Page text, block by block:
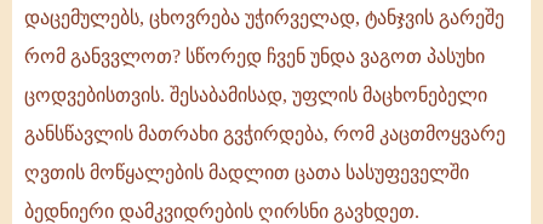
დაცემულებს, ცხოვრება უჭირველად, ტანჯვის გარეშე
რომ განვვლოთ? სწორედ ჩვენ უნდა ვაგოთ პასუხი
ცოდვებისთვის. შესაბამისად, უფლის მაცხონებელი
განსწავლის მათრახი გვჭირდება, რომ კაცთმოყვარე
ღვთის მოწყალების მადლით ცათა სასუფეველში
ბედნიერი დამკვიდრების ღირსნი გავხდეთ.